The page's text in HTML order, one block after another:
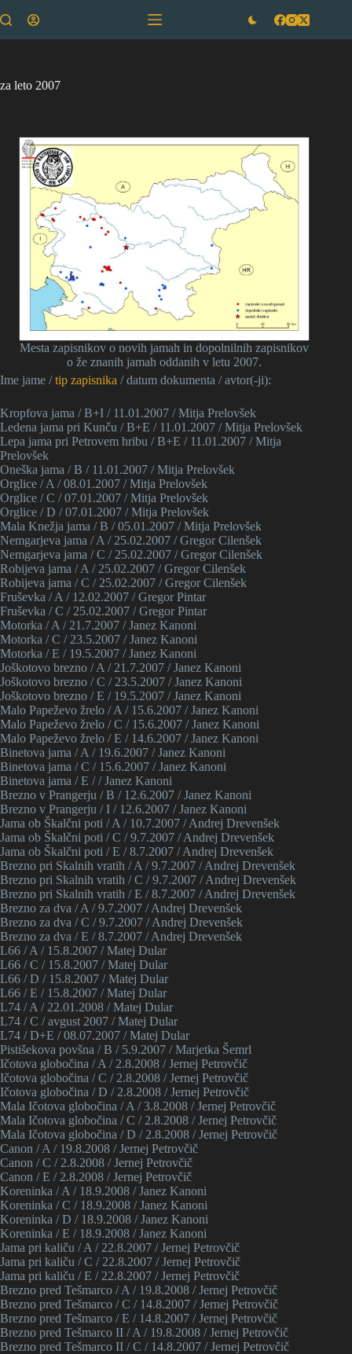
to
za leto 2007
Mesta zapisnikov o novih jamah in dopolnilnih zapisnikov
o že znanih jamah oddanih v letu 2007.
Ime jame /tip zapisnika / datum dokumenta / avtor(-ji):
Kropfova jama / B+I / 11.01.2007 / Mitja Prelovšek
Ledena jama pri Kunču / B+E / 11.01.2007 / Mitja Prelovšek
Lepa jama pri Petrovem hribu / B+E / 11.01.2007 / Mitja
Prelovšek
Oneška jama / B / 11.01.2007 / Mitja Prelovšek
Orglice / A / 08.01.2007 / Mitja Prelovšek
Orglice / C / 07.01.2007 / Mitja Prelovšek
Orglice / D / 07.01.2007 / Mitja Prelovšek
Mala Knežja jama / B / 05.01.2007 / Mitja Prelovšek
Nemgarjeva jama / A / 25.02.2007 / Gregor Cilenšek
Nemgarjeva jama / C / 25.02.2007 / Gregor Cilenšek
Robijeva jama / A / 25.02.2007 / Gregor Cilenšek
Robijeva jama / C / 25.02.2007 / Gregor Cilenšek
Fruševka / A / 12.02.2007 / Gregor Pintar
Fruševka / C / 25.02.2007 / Gregor Pintar
Motorka / A / 21.7.2007 / Janez Kanoni
Motorka / C / 23.5.2007 / Janez Kanoni
Motorka / E / 19.5.2007 / Janez Kanoni
Joškotovo brezno / A / 21.7.2007 / Janez Kanoni
Joškotovo brezno / C / 23.5.2007 / Janez Kanoni
Joškotovo brezno / E / 19.5.2007 / Janez Kanoni
Malo Papeževo žrelo / A / 15.6.2007 / Janez Kanoni
Malo Papeževo žrelo / C / 15.6.2007 / Janez Kanoni
Malo Papeževo žrelo / E / 14.6.2007 / Janez Kanoni
Binetova jama / A / 19.6.2007 / Janez Kanoni
Binetova jama / C / 15.6.2007 / Janez Kanoni
Binetova jama / E / / Janez Kanoni
Brezno v Prangerju / B / 12.6.2007 / Janez Kanoni
Brezno v Prangerju / I / 12.6.2007 / Janez Kanoni
Jama ob Škalčni poti / A / 10.7.2007 / Andrej Drevenšek
Jama ob Škalčni poti / C / 9.7.2007 / Andrej Drevenšek
Jama ob Škalčni poti / E / 8.7.2007 / Andrej Drevenšek
Brezno pri Skalnih vratih / A / 9.7.2007 / Andrej Drevenšek
Brezno pri Skalnih vratih / C / 9.7.2007 / Andrej Drevenšek
Brezno pri Skalnih vratih / E / 8.7.2007 / Andrej Drevenšek
Brezno za dva / A / 9.7.2007 / Andrej Drevenšek
Brezno za dva / C / 9.7.2007 / Andrej Drevenšek
Brezno za dva / E / 8.7.2007 / Andrej Drevenšek
L66 / A / 15.8.2007 / Matej Dular
L66 / C / 15.8.2007 / Matej Dular
L66 / D / 15.8.2007 / Matej Dular
L66 / E / 15.8.2007 / Matej Dular
L74 / A / 22.01.2008 / Matej Dular
L74 / C / avgust 2007 / Matej Dular
L74 / D+E / 08.07.2007 / Matej Dular
Pistišekova povšna / B / 5.9.2007 / Marjetka Šemrl
Ičotova globočina / A / 2.8.2008 / Jernej Petrovčič
Ičotova globočina / C / 2.8.2008 / Jernej Petrovčič
Ičotova globočina / D / 2.8.2008 / Jernej Petrovčič
Mala Ičotova globočina / A / 3.8.2008 / Jernej Petrovčič
Mala Ičotova globočina / C / 2.8.2008 / Jernej Petrovčič
Mala Ičotova globočina / D / 2.8.2008 / Jernej Petrovčič
Canon / A / 19.8.2008 / Jernej Petrovčič
Canon / C / 2.8.2008 / Jernej Petrovčič
Canon / E / 2.8.2008 / Jernej Petrovčič
Koreninka / A / 18.9.2008 / Janez Kanoni
Koreninka / C / 18.9.2008 / Janez Kanoni
Koreninka / D / 18.9.2008 / Janez Kanoni
Koreninka / E / 18.9.2008 / Janez Kanoni
Jama pri kaliču / A / 22.8.2007 / Jernej Petrovčič
Jama pri kaliču / C / 22.8.2007 / Jernej Petrovčič
Jama pri kaliču / E / 22.8.2007 / Jernej Petrovčič
Brezno pred Tešmarco / A / 19.8.2008 / Jernej Petrovčič
Brezno pred Tešmarco / C / 14.8.2007 / Jernej Petrovčič
Brezno pred Tešmarco / E / 14.8.2007 / Jernej Petrovčič
Brezno pred Tešmarco II / A / 19.8.2008 / Jernej Petrovčič
Brezno pred Tešmarco II / C / 14.8.2007 / Jernej Petrovčič